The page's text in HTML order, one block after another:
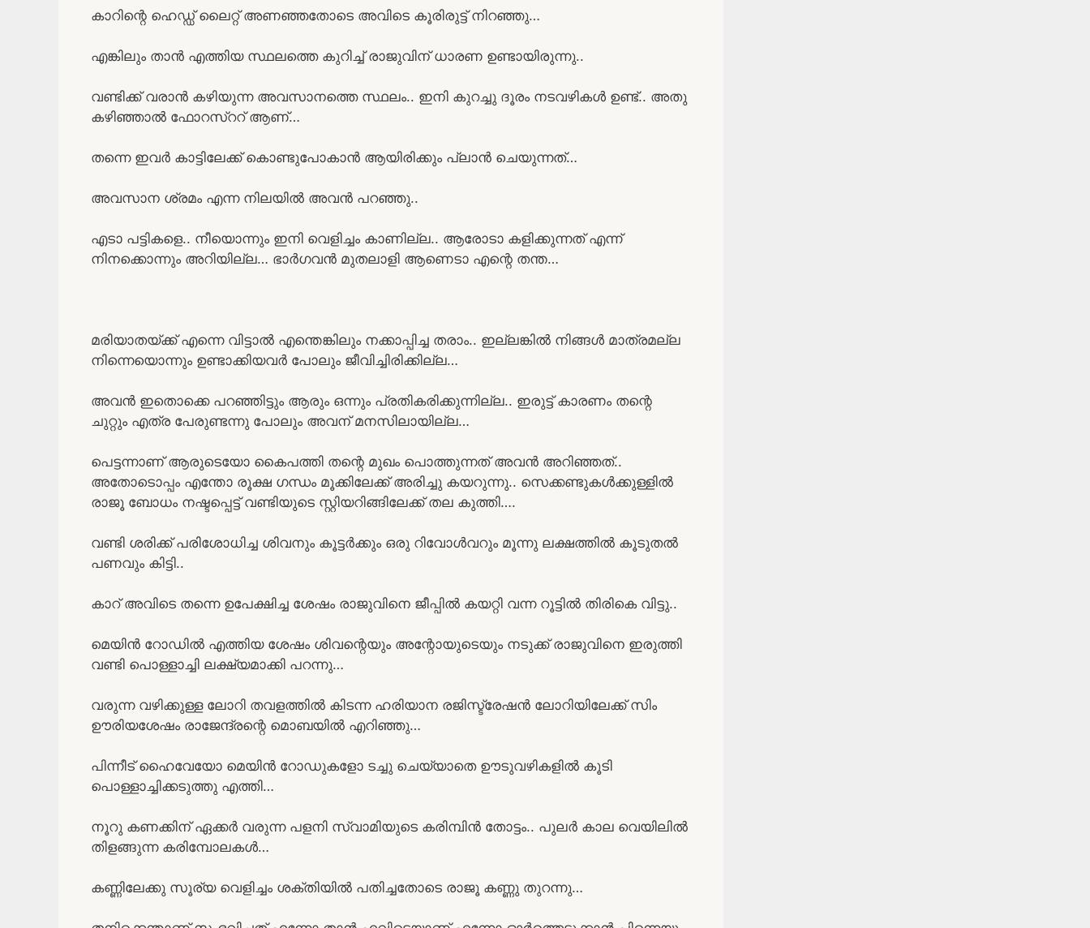
കാറിന്റെ ഹെഡ്ഡ് ലൈറ്റ് അണഞ്ഞതോടെ അവിടെ കൂരിരുട്ട് നിറഞ്ഞു…
എങ്കിലും താൻ എത്തിയ സ്ഥലത്തെ കുറിച്ച് രാജുവിന് ധാരണ ഉണ്ടായിരുന്നു..
വണ്ടിക്ക് വരാൻ കഴിയുന്ന അവസാനത്തെ സ്ഥലം.. ഇനി കുറച്ചു ദൂരം നടവഴികൾ ഉണ്ട്.. അതു
കഴിഞ്ഞാൽ ഫോറസ്ററ് ആണ്…
തന്നെ ഇവർ കാട്ടിലേക്ക് കൊണ്ടുപോകാൻ ആയിരിക്കും പ്ലാൻ ചെയുന്നത്…
അവസാന ശ്രമം എന്ന നിലയിൽ അവൻ പറഞ്ഞു..
എടാ പട്ടികളെ.. നീയൊന്നും ഇനി വെളിച്ചം കാണില്ല.. ആരോടാ കളിക്കുന്നത് എന്ന്
നിനക്കൊന്നും അറിയില്ല… ഭാർഗവൻ മുതലാളി ആണെടാ എന്റെ തന്ത…
മരിയാതയ്ക്ക് എന്നെ വിട്ടാൽ എന്തെങ്കിലും നക്കാപ്പിച്ച തരാം.. ഇല്ലങ്കിൽ നിങ്ങൾ മാത്രമല്ല
നിന്നെയൊന്നും ഉണ്ടാക്കിയവർ പോലും ജീവിച്ചിരിക്കില്ല…
അവൻ ഇതൊക്കെ പറഞ്ഞിട്ടും ആരും ഒന്നും പ്രതികരിക്കുന്നില്ല.. ഇരുട്ട് കാരണം തന്റെ
ചുറ്റും എത്ര പേരുണ്ടന്നു പോലും അവന് മനസിലായില്ല…
പെട്ടന്നാണ് ആരുടെയോ കൈപത്തി തന്റെ മുഖം പൊത്തുന്നത് അവൻ അറിഞ്ഞത്..
അതോടൊപ്പം എന്തോ രൂക്ഷ ഗന്ധം മൂക്കിലേക്ക് അരിച്ചു കയറുന്നു.. സെക്കണ്ടുകൾക്കുള്ളിൽ
രാജൂ ബോധം നഷ്ടപ്പെട്ട് വണ്ടിയുടെ സ്റ്റിയറിങ്ങിലേക്ക് തല കുത്തി….
വണ്ടി ശരിക്ക് പരിശോധിച്ച ശിവനും കൂട്ടർക്കും ഒരു റിവോൾവറും മൂന്നു ലക്ഷത്തിൽ കൂടുതൽ
പണവും കിട്ടി..
കാറ് അവിടെ തന്നെ ഉപേക്ഷിച്ച ശേഷം രാജുവിനെ ജീപ്പിൽ കയറ്റി വന്ന റൂട്ടിൽ തിരികെ വിട്ടു..
മെയിൻ റോഡിൽ എത്തിയ ശേഷം ശിവന്റെയും അന്റോയുടെയും നടുക്ക് രാജുവിനെ ഇരുത്തി
വണ്ടി പൊള്ളാച്ചി ലക്ഷ്യമാക്കി പറന്നു…
വരുന്ന വഴിക്കുള്ള ലോറി തവളത്തിൽ കിടന്ന ഹരിയാന രജിസ്ട്രേഷൻ ലോറിയിലേക്ക് സിം
ഊരിയശേഷം രാജേന്ദ്രന്റെ മൊബയിൽ എറിഞ്ഞു…
പിന്നീട് ഹൈവേയോ മെയിൻ റോഡുകളോ ടച്ചു ചെയ്യാതെ ഊടുവഴികളിൽ കൂടി
പൊള്ളാച്ചിക്കടുത്തു എത്തി…
നൂറു കണക്കിന് ഏക്കർ വരുന്ന പളനി സ്വാമിയുടെ കരിമ്പിൻ തോട്ടം.. പുലർ കാല വെയിലിൽ
തിളങ്ങുന്ന കരിമ്പോലകൾ…
കണ്ണിലേക്കു സൂര്യ വെളിച്ചം ശക്തിയിൽ പതിച്ചതോടെ രാജൂ കണ്ണു തുറന്നു…